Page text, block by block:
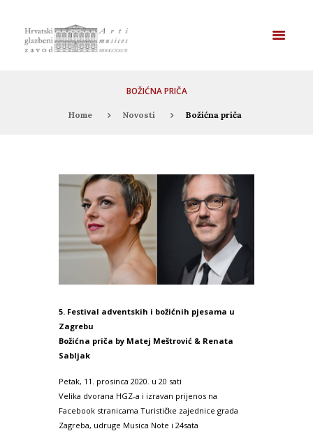
BOŽIĆNA PRIČA
Home Novosti Božićna priča
5. Festival adventskih i božićnih pjesama u
Zagrebu
Božićna priča by Matej Meštrović & Renata
Sabljak
Petak, 11. prosinca 2020. u 20 sati
Velika dvorana HGZ-a i izravan prijenos na
Facebook stranicama Turističke zajednice grada
Zagreba, udruge Musica Note i 24sata